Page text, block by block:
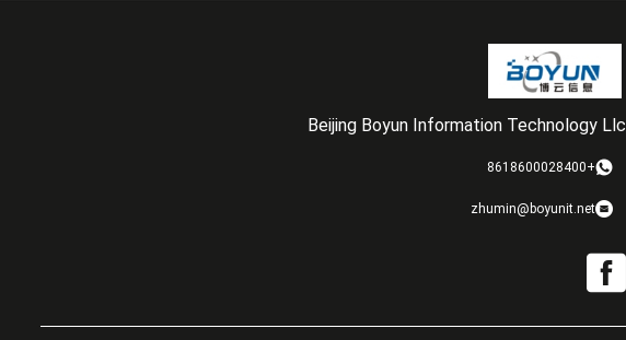
إنتربرايز Dell Powerstore
Beijing Boyun Information Technology Llc
+8618600028400
zhumin@boyunit.net